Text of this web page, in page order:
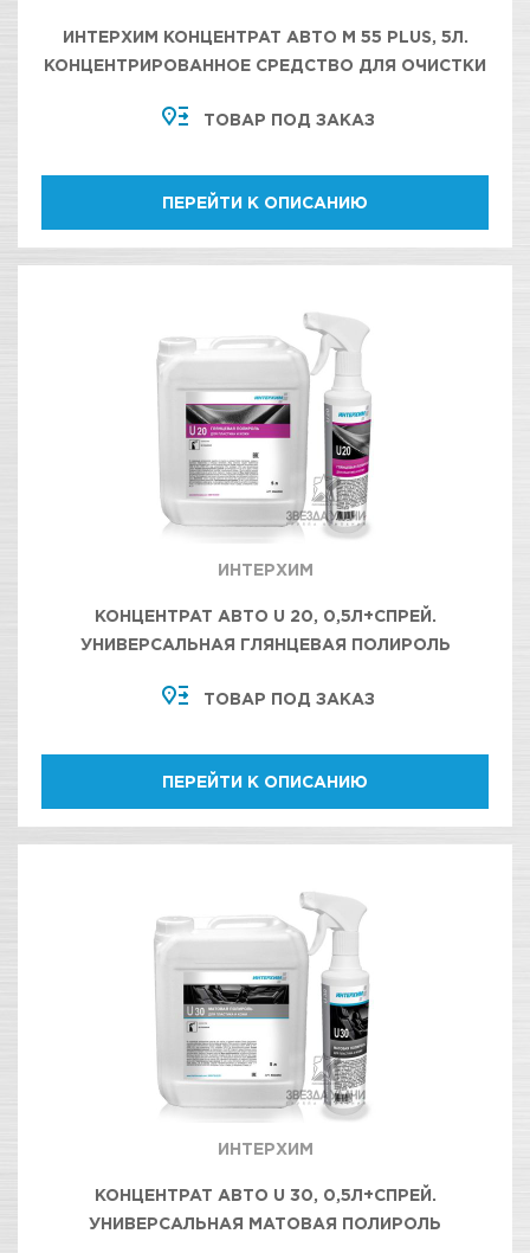
ИНТЕРХИМ КОНЦЕНТРАТ АВТО М 55 PLUS, 5Л.
КОНЦЕНТРИРОВАННОЕ СРЕДСТВО ДЛЯ ОЧИСТКИ
ДВИГАТЕЛЯ
ТОВАР ПОД ЗАКАЗ
ПЕРЕЙТИ К ОПИСАНИЮ
ИНТЕРХИМ
КОНЦЕНТРАТ АВТО U 20, 0,5Л+СПРЕЙ.
УНИВЕРСАЛЬНАЯ ГЛЯНЦЕВАЯ ПОЛИРОЛЬ
ТОВАР ПОД ЗАКАЗ
ПЕРЕЙТИ К ОПИСАНИЮ
ИНТЕРХИМ
КОНЦЕНТРАТ АВТО U 30, 0,5Л+СПРЕЙ.
УНИВЕРСАЛЬНАЯ МАТОВАЯ ПОЛИРОЛЬ